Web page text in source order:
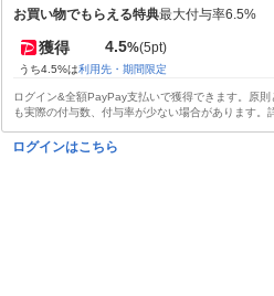
お買い物でもらえる特典最大付与率6.5%
獲得 4.5%(5pt)
うち4.5%は利用先・期間限定
ログイン&全額PayPay支払いで獲得できます。原
も実際の付与数、付与率が少ない場合があります。
ログインはこちら